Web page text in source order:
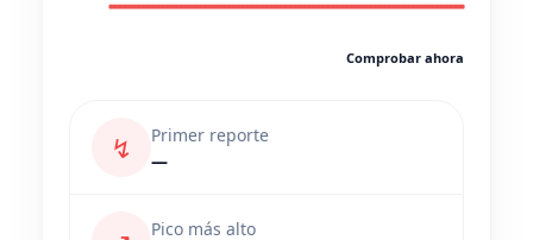
Comprobar ahora
↯
Primer reporte
—
Pico más alto